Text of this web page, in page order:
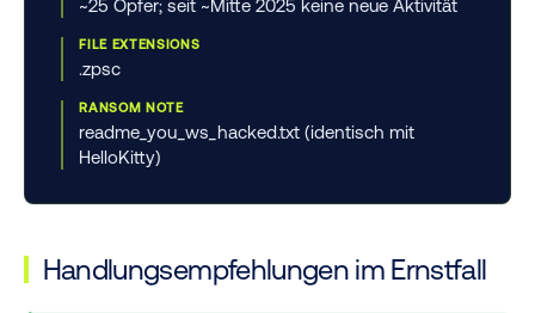
~25 Opfer; seit ~Mitte 2025 keine neue Aktivität
FILE EXTENSIONS
.zpsc
RANSOM NOTE
readme_you_ws_hacked.txt (identisch mit
HelloKitty)
Handlungsempfehlungen im Ernstfall